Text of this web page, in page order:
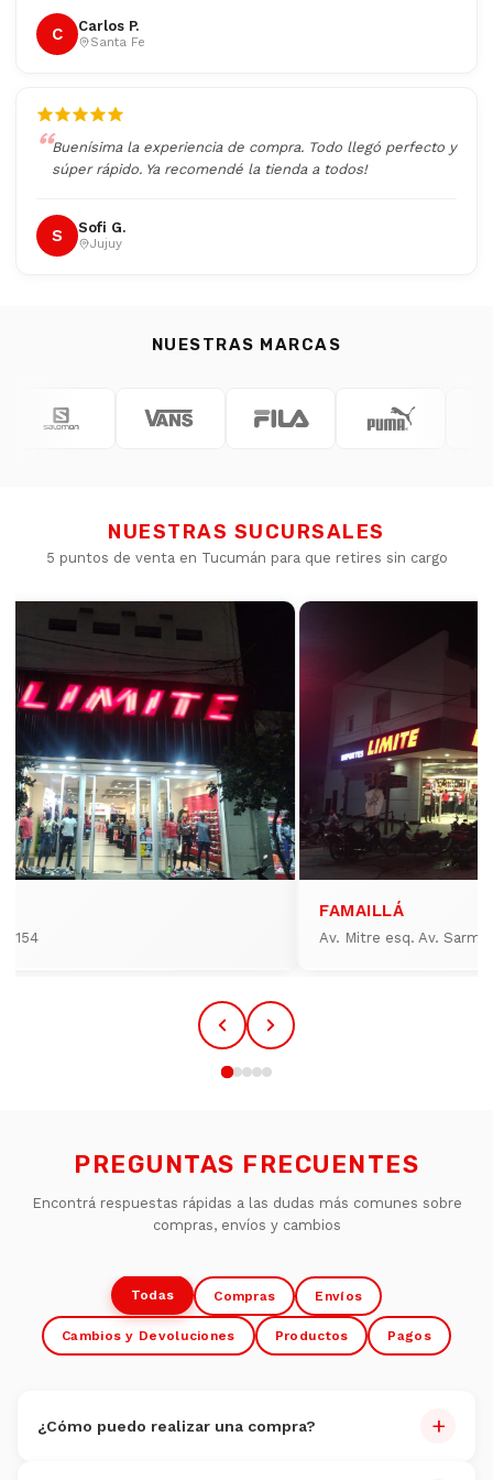
C Carlos P.
Santa Fe
Buenísima la experiencia de compra. Todo llegó perfecto y
súper rápido. Ya recomendé la tienda a todos!
S Sofi G.
Jujuy
NUESTRAS MARCAS
NUESTRAS SUCURSALES
5 puntos de venta en Tucumán para que retires sin cargo
154
FAMAILLÁ
Av. Mitre esq. Av.
PREGUNTAS FRECUENTES
Encontrá respuestas rápidas a las dudas más comunes sobre
compras, envíos y cambios
Todas Compras Envíos
Cambios y Devoluciones Productos Pagos
¿Cómo puedo realizar una compra? +